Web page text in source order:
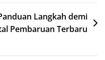
Langkah demi
Pembaruan Terbaru